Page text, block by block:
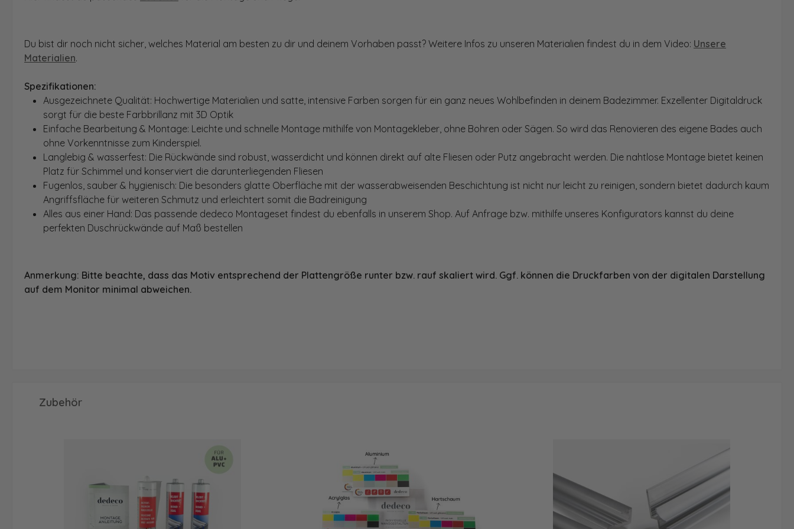
Du bist dir noch nicht sicher, welches Material am besten zu dir und deinem Vorhaben passt? Weitere Infos zu unseren Materialien findest du in dem Video: Unsere
Materialien.
Spezifikationen:
Ausgezeichnete Qualität: Hochwertige Materialien und satte, intensive Farben sorgen für ein ganz neues Wohlbefinden in deinem Badezimmer. Exzellenter Digitaldruck
sorgt für die beste Farbbrillanz mit 3D Optik
Einfache Bearbeitung & Montage: Leichte und schnelle Montage mithilfe von Montagekleber, ohne Bohren oder Sägen. So wird das Renovieren des eigene Bades auch
ohne Vorkenntnisse zum Kinderspiel.
Langlebig & wasserfest: Die Rückwände sind robust, wasserdicht und können direkt auf alte Fliesen oder Putz angebracht werden. Die nahtlose Montage bietet keinen
Platz für Schimmel und konserviert die darunterliegenden Fliesen
Fugenlos, sauber & hygienisch: Die besonders glatte Oberfläche mit der wasserabweisenden Beschichtung ist nicht nur leicht zu reinigen, sondern bietet dadurch kaum
Angriffsfläche für weiteren Schmutz und erleichtert somit die Badreinigung
Alles aus einer Hand: Das passende dedeco Montageset findest du ebenfalls in unserem Shop. Auf Anfrage bzw. mithilfe unseres Konfigurators kannst du deine
perfekten Duschrückwände auf Maß bestellen
Anmerkung: Bitte beachte, dass das Motiv entsprechend der Plattengröße runter bzw. rauf skaliert wird. Ggf. können die Druckfarben von der digitalen Darstellung
auf dem Monitor minimal abweichen.
Produktgalerie überspringen
Zubehör